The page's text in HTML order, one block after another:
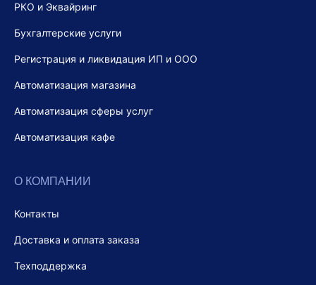
РКО и Эквайринг
Бухгалтерские услуги
Регистрация и ликвидация ИП и ООО
Автоматизация магазина
Автоматизация сферы услуг
Автоматизация кафе
О КОМПАНИИ
Контакты
Доставка и оплата заказа
Техподдержка